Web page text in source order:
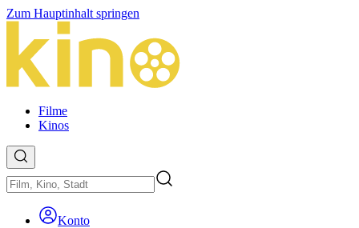
Zum Hauptinhalt springen
Filme
Kinos
Konto